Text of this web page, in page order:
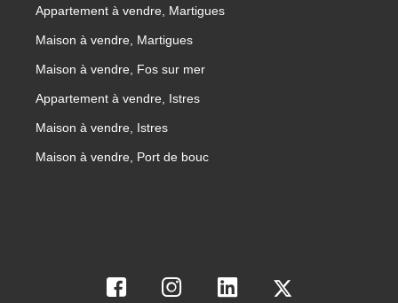
Appartement à vendre, Martigues
Maison à vendre, Martigues
Maison à vendre, Fos sur mer
Appartement à vendre, Istres
Maison à vendre, Istres
Maison à vendre, Port de bouc